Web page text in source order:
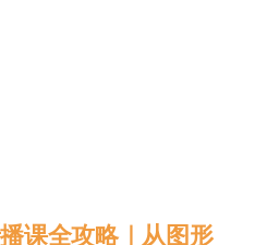
课全攻略｜从图形